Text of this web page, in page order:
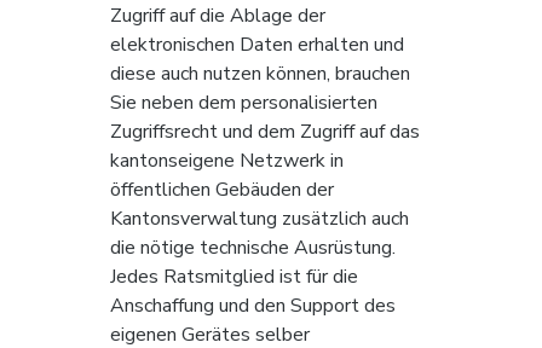
Zugriff auf die Ablage der
elektronischen Daten erhalten und
diese auch nutzen können, brauchen
Sie neben dem personalisierten
Zugriffsrecht und dem Zugriff auf das
kantonseigene Netzwerk in
öffentlichen Gebäuden der
Kantonsverwaltung zusätzlich auch
die nötige technische Ausrüstung.
Jedes Ratsmitglied ist für die
Anschaffung und den Support des
eigenen Gerätes selber